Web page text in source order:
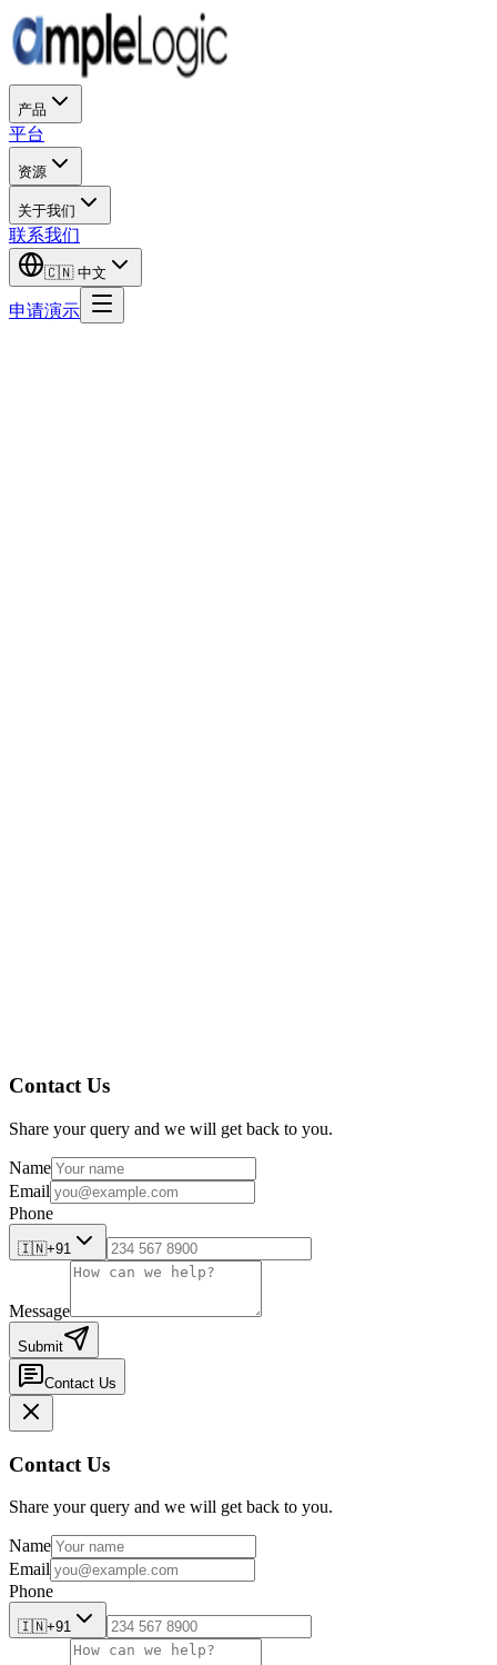
产品
平台
资源
关于我们
联系我们
🇨🇳 中文
申请演示
Contact Us
Share your query and we will get back to you.
Name
Email
Phone
🇮🇳+91
Message
Submit
Contact Us
Contact Us
Share your query and we will get back to you.
Name
Email
Phone
🇮🇳+91